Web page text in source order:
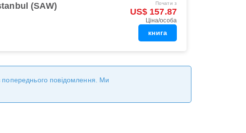
(SAW) Почати з
US$ 157.87
Ціна/особа
книга
попереднього повідомлення. Ми